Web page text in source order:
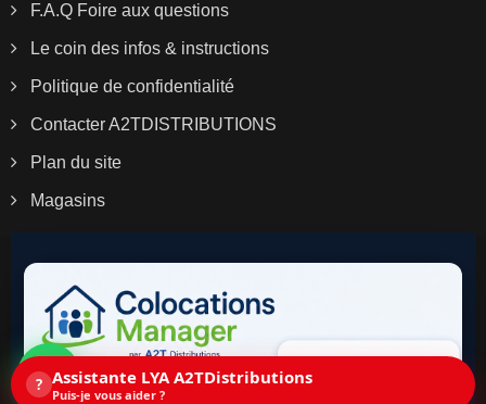
? Assistante LYA A2TDistributions
Puis-je vous aider ?
F.A.Q Foire aux questions
Le coin des infos & instructions
Politique de confidentialité
Contacter A2TDISTRIBUTIONS
Plan du site
Magasins